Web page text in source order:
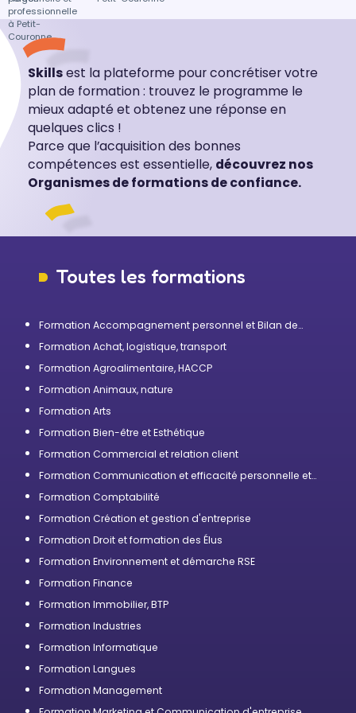
professionnelle
à Petit-
Couronne
Skillsest la plateforme pour concrétiser votre
plan de formation : trouvez le programme le
mieux adapté et obtenez une réponse en
quelques clics !
Parce que l’acquisition des bonnes
compétences est essentielle, découvrez nos
Organismes de formations de confiance.
Toutes les formations
Formation Accompagnement personnel et Bilan de
Formation Achat, logistique, transport
Formation Agroalimentaire, HACCP
Formation Animaux, nature
Formation Arts
Formation Bien-être et Esthétique
Formation Commercial et relation client
Formation Communication et efficacité personnelle et
Formation Comptabilité
Formation Création et gestion d'entreprise
Formation Droit et formation des Élus
Formation Environnement et démarche RSE
Formation Finance
Formation Immobilier, BTP
Formation Industries
Formation Informatique
Formation Langues
Formation Management